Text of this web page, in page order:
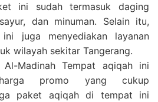
ini sudah termasuk daging
dan minuman. Selain itu,
juga menyediakan layanan
wilayah sekitar Tangerang.
Madinah Tempat aqiqah ini
harga promo yang cukup
paket aqiqah di tempat ini